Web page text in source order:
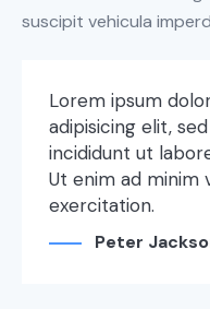
suscipit vehicula
Lorem ipsum
adipisicing elit,
incididunt ut
Ut enim ad minim
exercitation.
Peter